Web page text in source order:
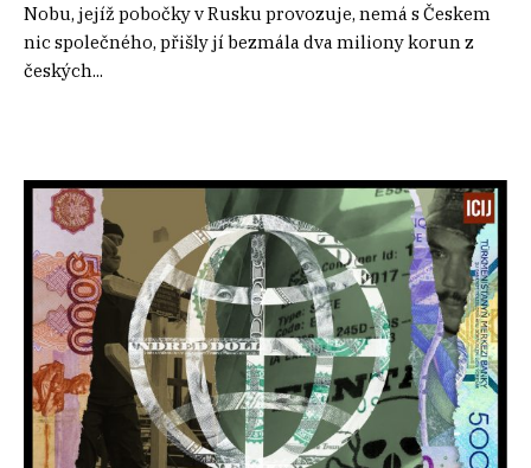
Nobu, jejíž pobočky v Rusku provozuje, nemá s Českem
nic společného, přišly jí bezmála dva miliony korun z
českých...